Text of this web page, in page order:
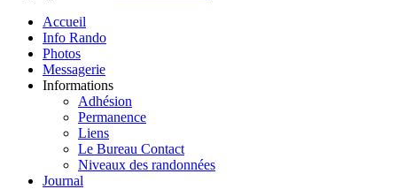
Accueil
Info Rando
Photos
Messagerie
Informations
Adhésion
Permanence
Liens
Le Bureau Contact
Niveaux des randonnées
Journal